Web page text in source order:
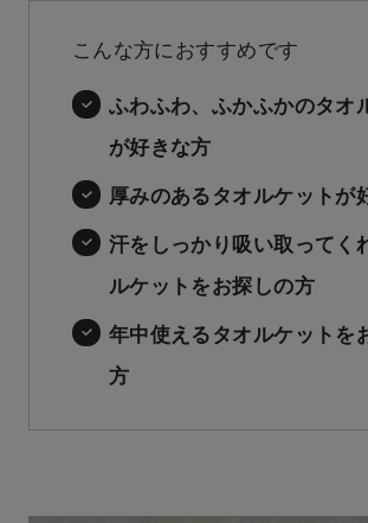
こんな方におすすめです
ふわふわ、ふかふかのタオ
が好きな方
厚みのあるタオルケットが
汗をしっかり吸い取ってく
ルケットをお探しの方
年中使えるタオルケットを
方